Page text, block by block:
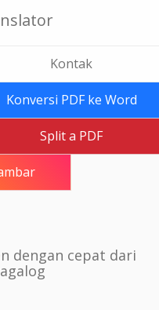
Kontak
Konversi PDF ke Word
Split a PDF
dengan cepat dari